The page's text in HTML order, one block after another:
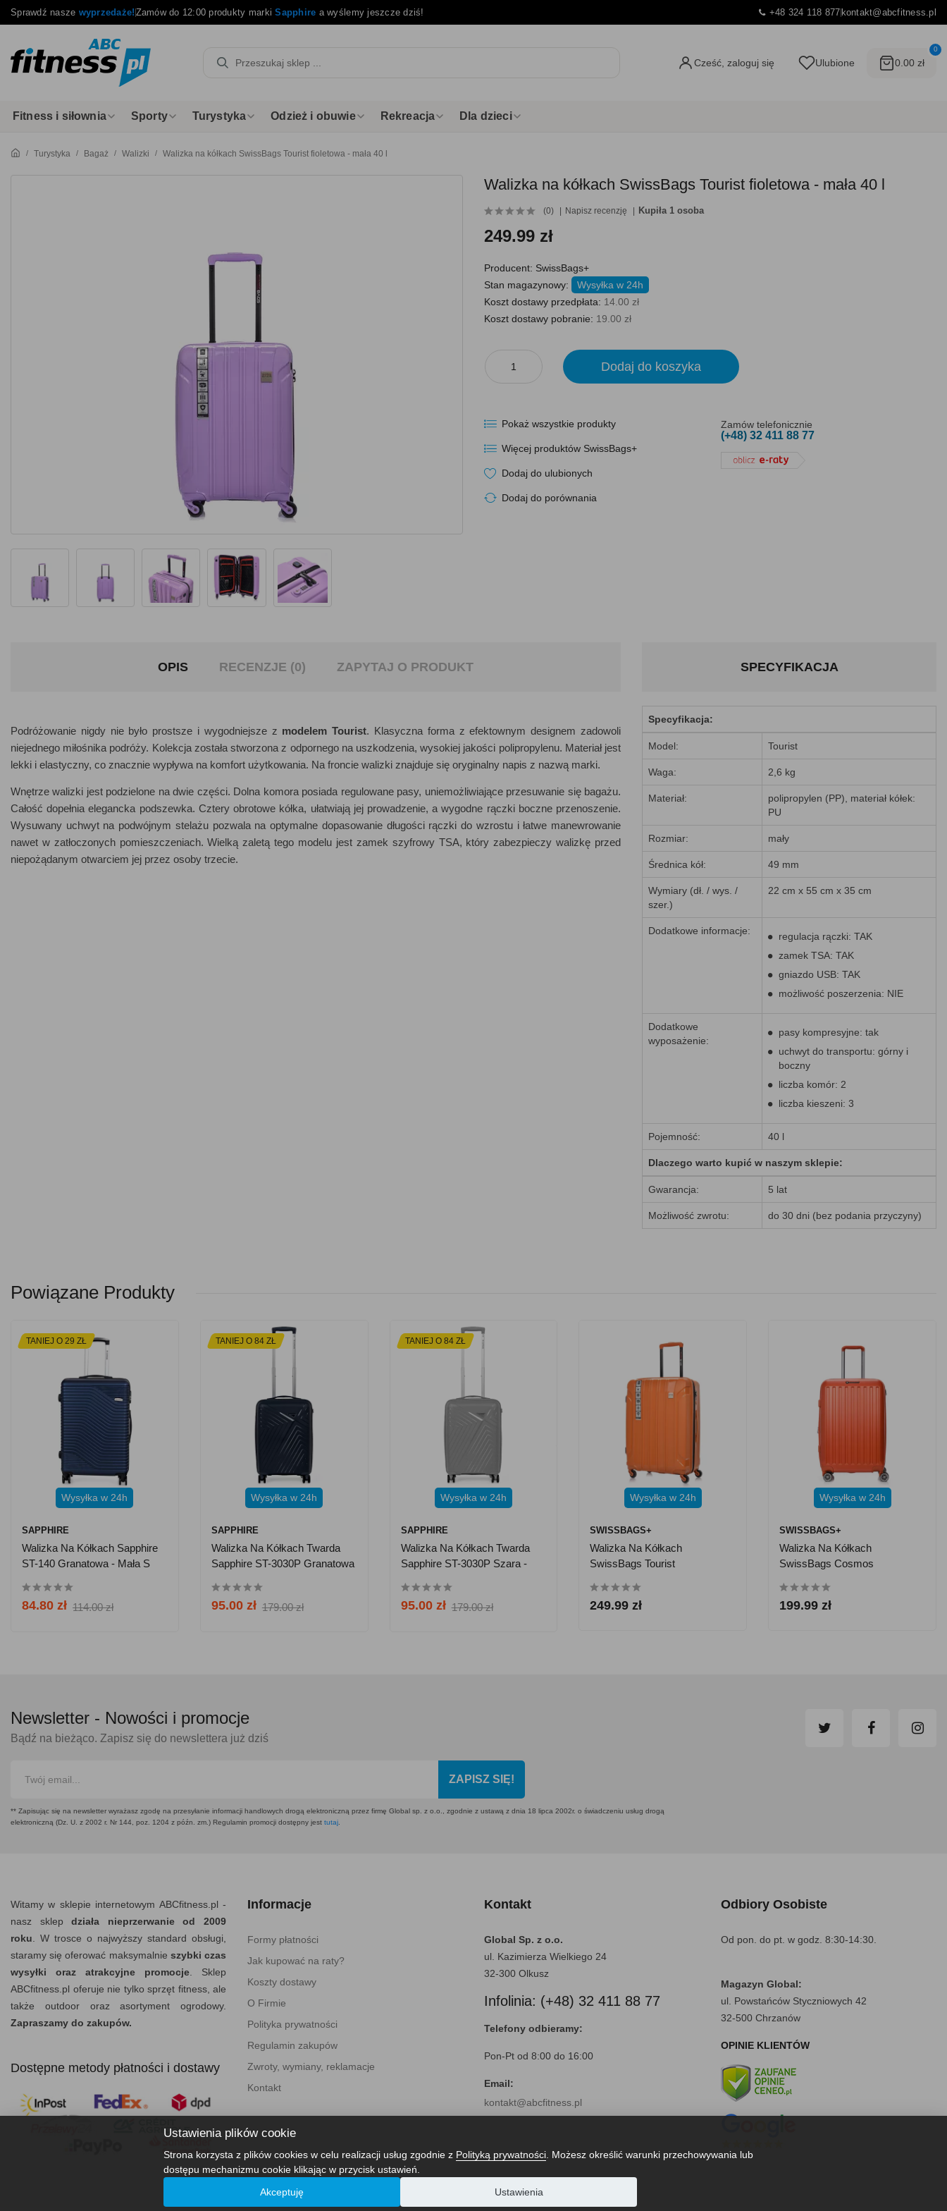
Sprawdź nasze wyprzedaże!Zamów do 12:00 produkty markiSapphire a wyślemy jeszcze dziś! +48 324 118 877kontakt@abcfitness.pl
Cześć, zaloguj się Ulubione
0
0.00 zł
Fitness i siłownia Sporty Turystyka Odzież i obuwie Rekreacja Dla dzieci
Turystyka Bagaż Walizki Walizka na kółkach SwissBags Tourist fioletowa - mała 40 l
Walizka na kółkach SwissBags Tourist fioletowa - mała 40 l
(0) Napisz recenzję Kupiła 1 osoba
249.99 zł
Producent: SwissBags+
Stan magazynowy:
Wysyłka w 24h
Koszt dostawy przedpłata: 14.00 zł
Koszt dostawy pobranie: 19.00 zł
Dodaj do koszyka
Pokaż wszystkie produkty
Więcej produktów SwissBags+
Dodaj do ulubionych
Dodaj do porównania
Zamów telefonicznie
(+48) 32 411 88 77
OPIS RECENZJE (0) ZAPYTAJ O PRODUKT
Podróżowanie nigdy nie było prostsze i wygodniejsze z modelem Tourist. Klasyczna forma z efektownym designem zadowoli
niejednego miłośnika podróży. Kolekcja została stworzona z odpornego na uszkodzenia, wysokiej jakości polipropylenu. Materiał jest
lekki i elastyczny, co znacznie wypływa na komfort użytkowania. Na froncie walizki znajduje się oryginalny napis z nazwą marki.
Wnętrze walizki jest podzielone na dwie części. Dolna komora posiada regulowane pasy, uniemożliwiające przesuwanie się bagażu.
Całość dopełnia elegancka podszewka. Cztery obrotowe kółka, ułatwiają jej prowadzenie, a wygodne rączki boczne przenoszenie.
Wysuwany uchwyt na podwójnym stelażu pozwala na optymalne dopasowanie długości rączki do wzrostu i łatwe manewrowanie
nawet w zatłoczonych pomieszczeniach. Wielką zaletą tego modelu jest zamek szyfrowy TSA, który zabezpieczy walizkę przed
niepożądanym otwarciem jej przez osoby trzecie.
SPECYFIKACJA
Specyfikacja:
Model: Tourist
Waga: 2,6 kg
Materiał:
polipropylen (PP), materiał kółek:
PU
Rozmiar: mały
Średnica kół: 49 mm
Wymiary (dł. / wys. /
szer.)
22 cm x 55 cm x 35 cm
Dodatkowe informacje:
regulacja rączki: TAK
zamek TSA: TAK
gniazdo USB: TAK
możliwość poszerzenia: NIE
Dodatkowe
wyposażenie:
pasy kompresyjne: tak
uchwyt do transportu: górny i
boczny
liczba komór: 2
liczba kieszeni: 3
Pojemność: 40 l
Dlaczego warto kupić w naszym sklepie:
Gwarancja: 5 lat
Możliwość zwrotu: do 30 dni (bez podania przyczyny)
Powiązane Produkty
TANIEJ O 29 ZŁ
Wysyłka w 24h
SAPPHIRE
Walizka Na Kółkach Sapphire
ST-140 Granatowa - Mała S
84.80 zł 114.00 zł
TANIEJ O 84 ZŁ
Wysyłka w 24h
SAPPHIRE
Walizka Na Kółkach Twarda
Sapphire ST-3030P Granatowa
95.00 zł 179.00 zł
TANIEJ O 84 ZŁ
Wysyłka w 24h
SAPPHIRE
Walizka Na Kółkach Twarda
Sapphire ST-3030P Szara -
95.00 zł 179.00 zł
Wysyłka w 24h
SWISSBAGS+
Walizka Na Kółkach
SwissBags Tourist
249.99 zł
Wysyłka w 24h
SWISSBAGS+
Walizka Na Kółkach
SwissBags Cosmos
86 L
199.99 zł
Newsletter - Nowości i promocje
Bądź na bieżąco. Zapisz się do newslettera już dziś
ZAPISZ SIĘ!
** Zapisując się na newsletter wyrażasz zgodę na przesyłanie informacji handlowych drogą elektroniczną przez firmę Global sp. z o.o., zgodnie z ustawą z dnia 18 lipca 2002r. o świadczeniu usług drogą
elektroniczną (Dz. U. z 2002 r. Nr 144, poz. 1204 z późn. zm.) Regulamin promocji dostępny jest tutaj
Witamy w sklepie internetowym ABCfitness.pl -
nasz sklepdziała nieprzerwanie od 2009
roku . W trosce o najwyższy standard obsługi,
staramy się oferować maksymalnie szybki czas
wysyłki oraz atrakcyjne promocje . Sklep
ABCfitness.pl oferuje nie tylko sprzęt fitness, ale
także outdoor oraz asortyment ogrodowy.
Zapraszamy do zakupów.
Dostępne metody płatności i dostawy
Informacje
Formy płatności
Jak kupować na raty?
Koszty dostawy
O Firmie
Polityka prywatności
Regulamin zakupów
Zwroty, wymiany, reklamacje
Kontakt
Kontakt
Global Sp. z o.o.
ul. Kazimierza Wielkiego 24
32-300 Olkusz
Infolinia: (+48) 32 411 88 77
Telefony odbieramy:
Pon-Pt od 8:00 do 16:00
Email:
kontakt@abcfitness.pl
Odbiory Osobiste
Od pon. do pt. w godz. 8:30-14:30.
Magazyn Global:
ul. Powstańców Styczniowych 42
32-500 Chrzanów
OPINIE KLIENTÓW
Ustawienia plików cookie
Strona korzysta z plików cookies w celu realizacji usług zgodnie z Polityką prywatności . Możesz określić warunki przechowywania lub
dostępu mechanizmu cookie klikając w przycisk ustawień.
Akceptuję Ustawienia